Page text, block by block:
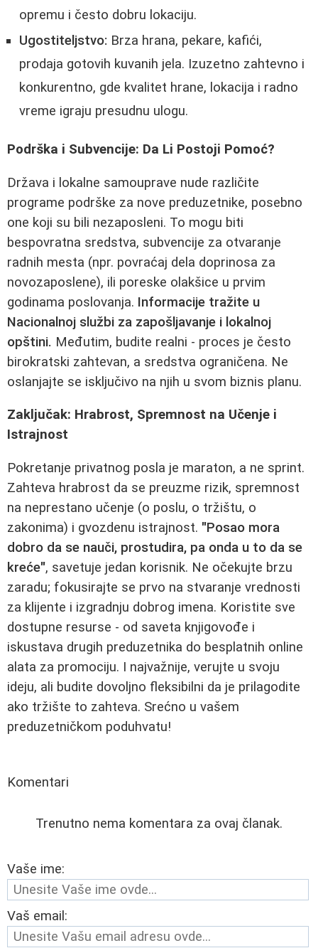
opremu i često dobru lokaciju.
Ugostiteljstvo: Brza hrana, pekare, kafići,
prodaja gotovih kuvanih jela. Izuzetno zahtevno i
konkurentno, gde kvalitet hrane, lokacija i radno
vreme igraju presudnu ulogu.
Podrška i Subvencije: Da Li Postoji Pomoć?
Država i lokalne samouprave nude različite
programe podrške za nove preduzetnike, posebno
one koji su bili nezaposleni. To mogu biti
bespovratna sredstva, subvencije za otvaranje
radnih mesta (npr. povraćaj dela doprinosa za
novozaposlene), ili poreske olakšice u prvim
godinama poslovanja. Informacije tražite u
Nacionalnoj službi za zapošljavanje i lokalnoj
opštini. Međutim, budite realni - proces je često
birokratski zahtevan, a sredstva ograničena. Ne
oslanjajte se isključivo na njih u svom biznis planu.
Zaključak: Hrabrost, Spremnost na Učenje i
Istrajnost
Pokretanje privatnog posla je maraton, a ne sprint.
Zahteva hrabrost da se preuzme rizik, spremnost
na neprestano učenje (o poslu, o tržištu, o
zakonima) i gvozdenu istrajnost. "Posao mora
dobro da se nauči, prostudira, pa onda u to da se
kreće", savetuje jedan korisnik. Ne očekujte brzu
zaradu; fokusirajte se prvo na stvaranje vrednosti
za klijente i izgradnju dobrog imena. Koristite sve
dostupne resurse - od saveta knjigovođe i
iskustava drugih preduzetnika do besplatnih online
alata za promociju. I najvažnije, verujte u svoju
ideju, ali budite dovoljno fleksibilni da je prilagodite
ako tržište to zahteva. Srećno u vašem
preduzetničkom poduhvatu!
Komentari
Trenutno nema komentara za ovaj članak.
Vaše ime:
Vaš email: